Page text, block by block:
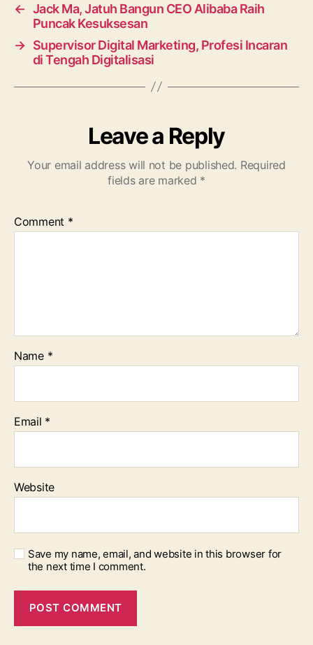
← Jack Ma, Jatuh Bangun CEO Alibaba Raih
Puncak Kesuksesan
→ Supervisor Digital Marketing, Profesi Incaran
di Tengah Digitalisasi
Leave a Reply
Your email address will not be published. Required
fields are marked *
Comment *
Name *
Email *
Website
Save my name, email, and website in this browser for
the next time I comment.